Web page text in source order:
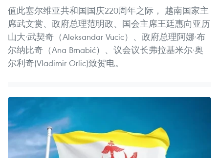
值此塞尔维亚共和国国庆220周年之际， 越南国家主
席武文赏、政府总理范明政、国会主席王廷惠向亚历
山大·武契奇（Aleksandar Vucic）、政府总理阿娜·布
尔纳比奇（Ana Brnabić）、议会议长弗拉基米尔·奥
尔利奇(Vladimir Orlic)致贺电。